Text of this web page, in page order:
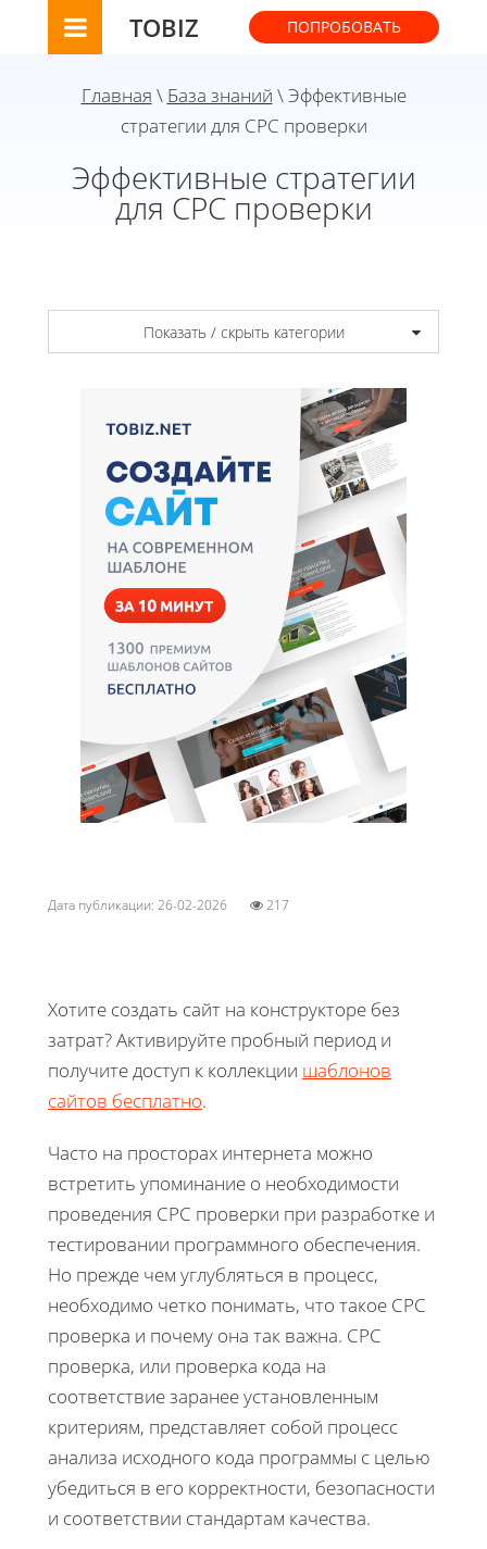
TOBIZ ПОПРОБОВАТЬ
Главная \ База знаний \ Эффективные
стратегии для CPC проверки
Эффективные стратегии
для CPC проверки
Показать / скрыть категории
Дата публикации: 26-02-2026 217
Хотите создать сайт на конструкторе без
затрат? Активируйте пробный период и
получите доступ к коллекции шаблонов
сайтов бесплатно.
Часто на просторах интернета можно
встретить упоминание о необходимости
проведения CPC проверки при разработке и
тестировании программного обеспечения.
Но прежде чем углубляться в процесс,
необходимо четко понимать, что такое CPC
проверка и почему она так важна. CPC
проверка, или проверка кода на
соответствие заранее установленным
критериям, представляет собой процесс
анализа исходного кода программы с целью
убедиться в его корректности, безопасности
и соответствии стандартам качества.